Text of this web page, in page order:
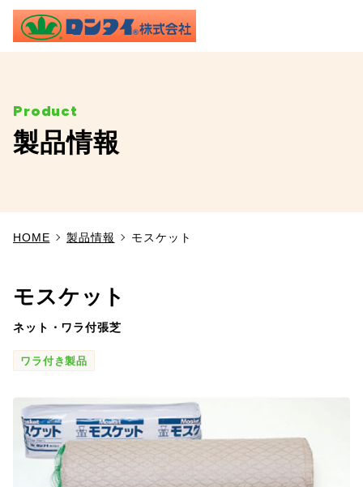
TOP
施工実績
製品情報
よくあるご質問
会社概要
お知らせ
製品情報
HOME 製品情報 モスケット
モスケット
ネット・ワラ付張芝
ワラ付き製品